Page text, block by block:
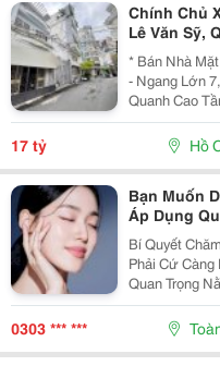
Chính Chủ
Lê Văn Sỹ,
Dòng Tiền
Quanh
* Bán Nhà
- Ngang Lớn
Quanh Cao
Diện Tích:
Thông
17 tỷ Hồ
Bạn Muốn
Áp Dụng
Bí Quyết Chăm
Phải Cứ
Quan Trọng
Sóc Da Khoa
Duy Trì Đều
0303 *** ***